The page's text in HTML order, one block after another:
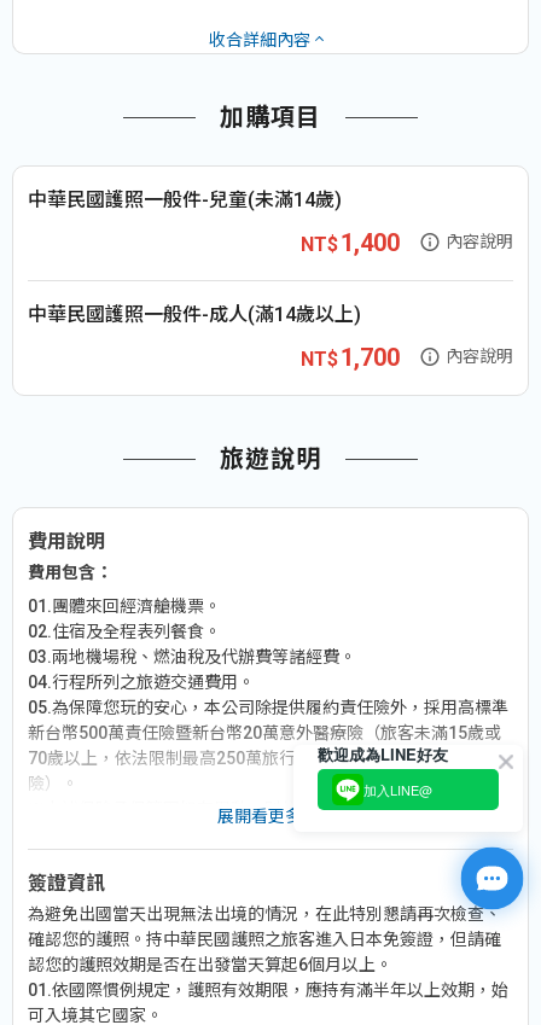
收合詳細內容
加購項目
中華民國護照一般件-兒童(未滿14歲)
1,400 內容說明
中華民國護照一般件-成人(滿14歲以上)
1,700 內容說明
旅遊說明
費用說明
費用包含：
01.團體來回經濟艙機票。
02.住宿及全程表列餐食。
03.兩地機場稅、燃油稅及代辦費等諸經費。
04.行程所列之旅遊交通費用。
05.為保障您玩的安心，本公司除提供履約責任險外，採用高標準
新台幣500萬責任險暨新台幣20萬意外醫療險（旅客未滿15歲或
70歲以上，依法限制最高250萬旅行業責任險及20萬意外醫療
險）。
※上述保險承保範圍如有異動，則依保險公司最新規定為主。
01.不含導遊、領隊服務費（每人每天台幣300元）。
02.不含個人護照費用。
03.不含旅遊平安保險、旅遊不便險等其他私人保險項目。
04.行程表上未表明之各項開支，自選建議行程交通及應付費用。
05.純係私人之消費：如行李超重費、飲料酒類、洗衣、電話、電
報及私人交通費。
展開看更多
簽證資訊
為避免出國當天出現無法出境的情況，在此特別懇請再次檢查、
確認您的護照。持中華民國護照之旅客進入日本免簽證，但請確
認您的護照效期是否在出發當天算起6個月以上。
01.依國際慣例規定，護照有效期限，應持有滿半年以上效期，始
可入境其它國家。
歡迎成為LINE好友
加入LINE@